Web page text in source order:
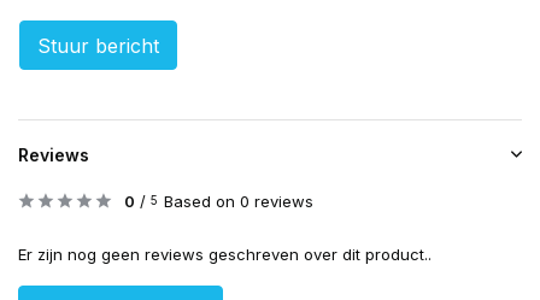
Stuur bericht
Reviews
0 / 5 Based on 0 reviews
Er zijn nog geen reviews geschreven over dit product..